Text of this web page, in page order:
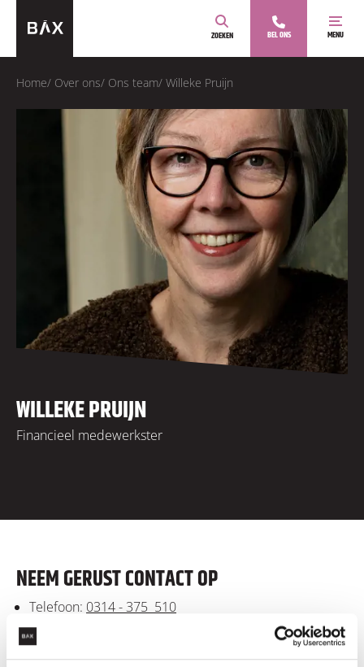
ZOEKEN BEL ONS MENU
Home/ Over ons/ Ons team/ Willeke Pruijn
WILLEKE PRUIJN
Financieel medewerkster
NEEM GERUST CONTACT OP
Telefoon: 0314 - 375 510
E-mailadres: